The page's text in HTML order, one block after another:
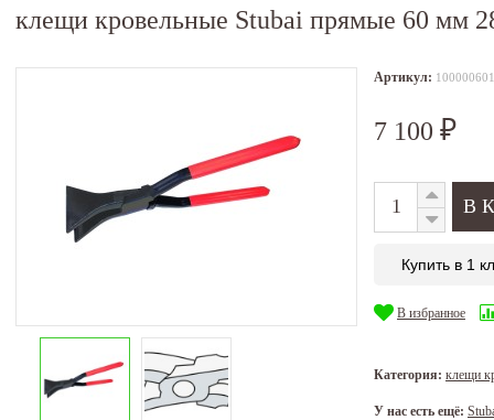
клещи кровельные Stubai прямые 60 мм
Артикул: 100000601
7 100 ₽
Купить в 1
В избранное
Категория: клещи
У нас есть ещё: